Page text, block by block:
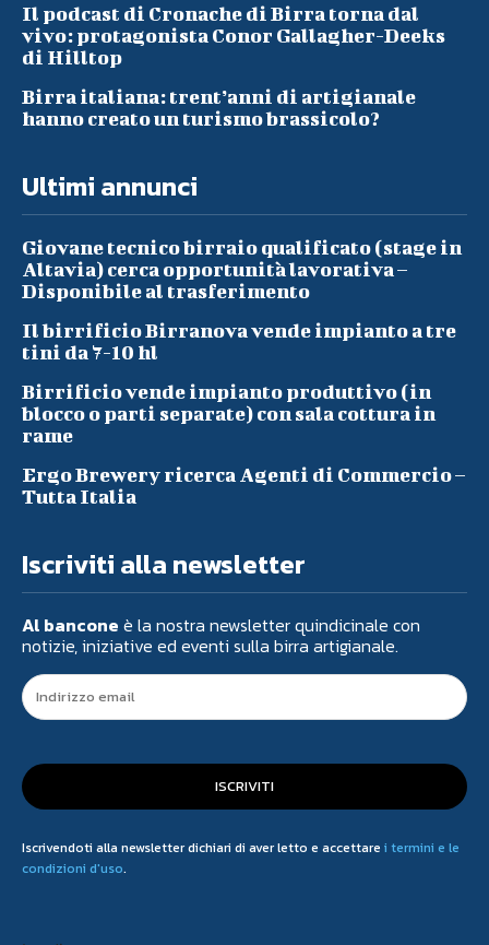
Il podcast di Cronache di Birra torna dal
vivo: protagonista Conor Gallagher-Deeks
di Hilltop
Birra italiana: trent’anni di artigianale
hanno creato un turismo brassicolo?
Ultimi annunci
Giovane tecnico birraio qualificato (stage in
Altavia) cerca opportunità lavorativa –
Disponibile al trasferimento
Il birrificio Birranova vende impianto a tre
tini da 7-10 hl
Birrificio vende impianto produttivo (in
blocco o parti separate) con sala cottura in
rame
Ergo Brewery ricerca Agenti di Commercio –
Tutta Italia
Iscriviti alla newsletter
Al bancone è la nostra newsletter quindicinale con
notizie, iniziative ed eventi sulla birra artigianale.
ISCRIVITI
Iscrivendoti alla newsletter dichiari di aver letto e accettare i termini e le
condizioni d'uso.